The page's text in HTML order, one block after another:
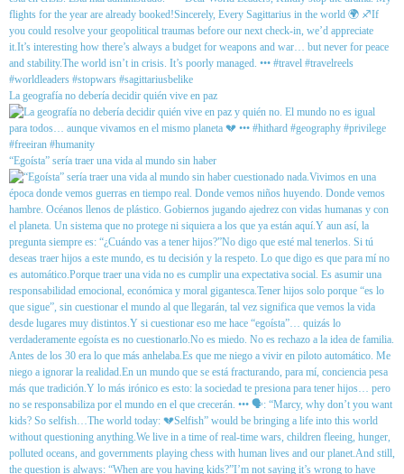
La geografía no debería decidir quién vive en paz
“Egoísta” sería traer una vida al mundo sin haber